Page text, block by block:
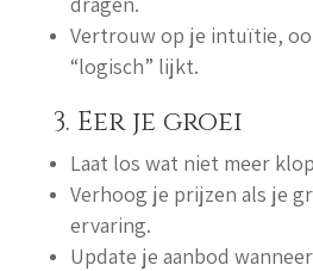
Vertrouw op je intuïtie,
“logisch” lijkt.
3. Eer je groei
Laat los wat niet meer
Verhoog je prijzen als je
ervaring.
Update je aanbod